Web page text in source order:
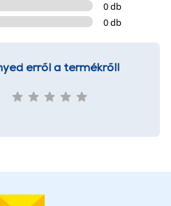
0 db
0 db
erről a termékről!